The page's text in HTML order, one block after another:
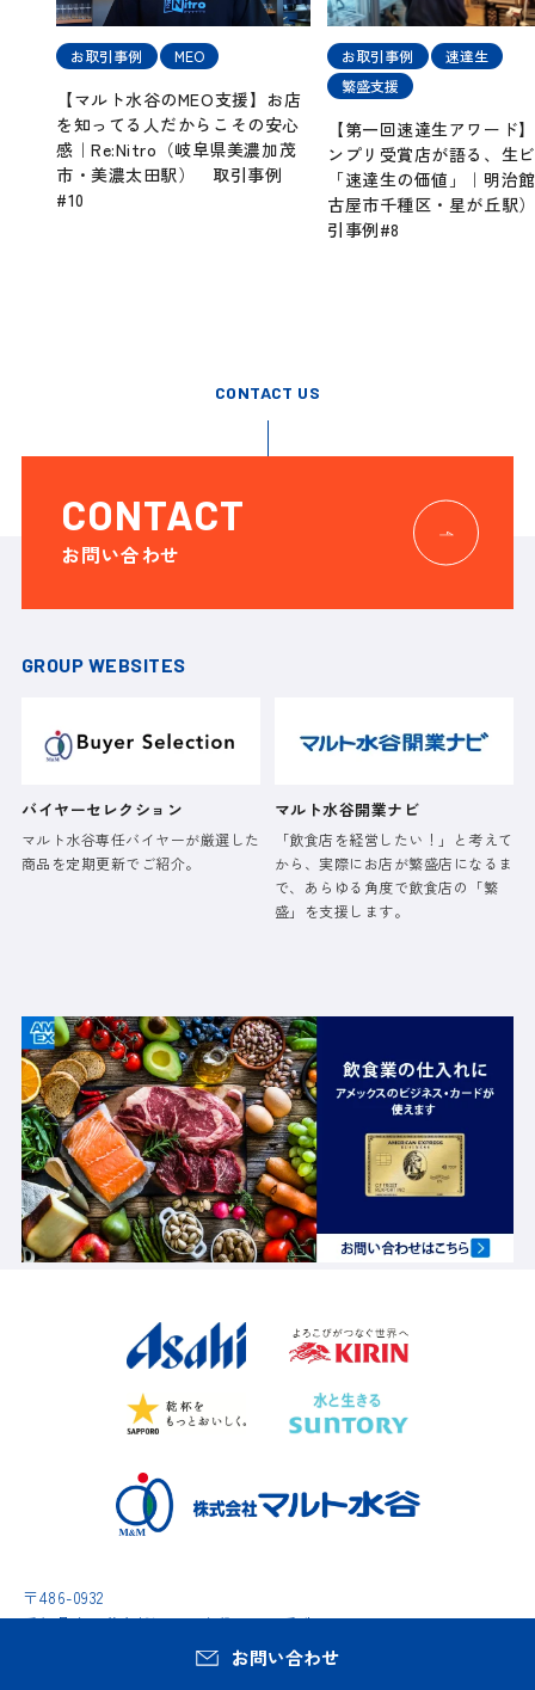
お問い合わせ
お取引事例 MEO
【マルト水谷のMEO支援】お店
を知ってる人だからこその安心
感｜Re:Nitro（岐阜県美濃加茂
市・美濃太田駅） 取引事例
#10
お取引事例
速達生
繁盛支援
【第一回速達生アワード
ンプリ受賞店が語る、生
「速達生の価値」｜明治
古屋市千種区・星が丘駅
引事例#8
CONTACT US
CONTACT
お問い合わせ
GROUP WEBSITES
バイヤーセレクション
マルト水谷専任バイヤーが厳選した
商品を定期更新でご紹介。
マルト水谷開業ナビ
「飲食店を経営したい！」と考えて
から、実際にお店が繁盛店になるま
で、あらゆる角度で飲食店の「繁
盛」を支援します。
〒486-0932
愛知県春日井市松河戸町字段下1400番地